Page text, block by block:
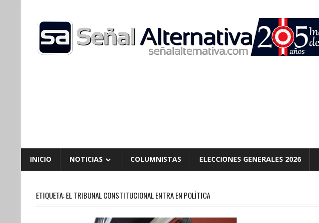
content
INICIO NOTICIAS COLUMNISTAS ELECCIONES GENERALES 2026
ETIQUETA:EL TRIBUNAL CONSTITUCIONAL ENTRA EN POLÍTICA